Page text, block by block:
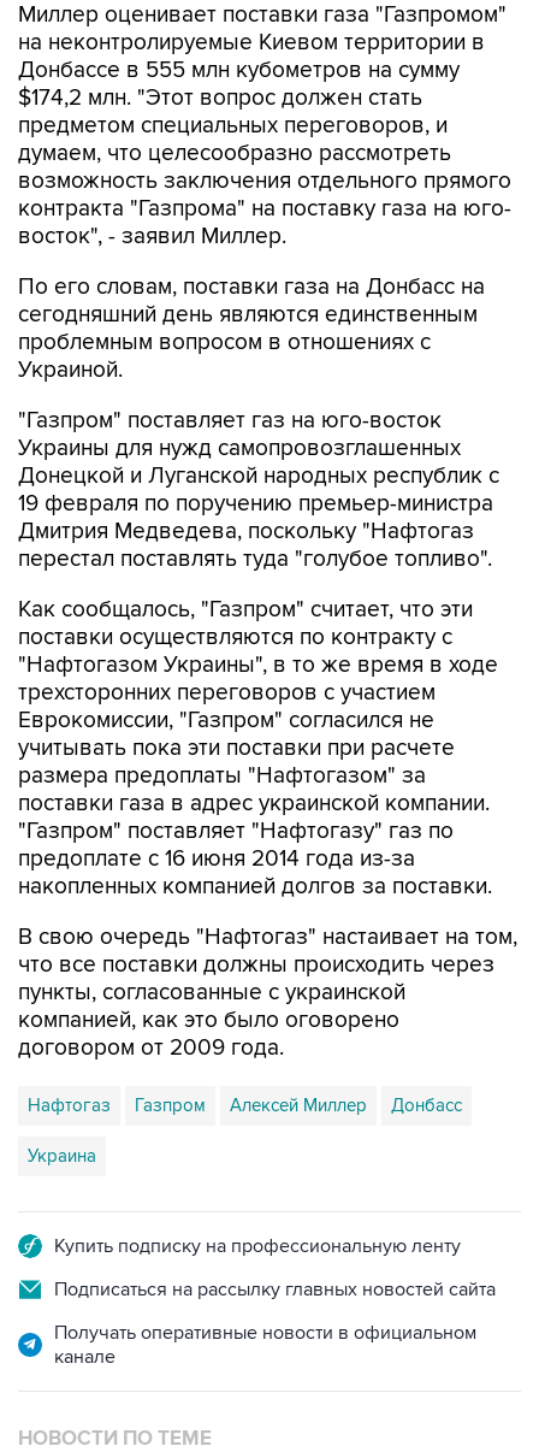
Миллер оценивает поставки газа "Газпромом"
на неконтролируемые Киевом территории в
Донбассе в 555 млн кубометров на сумму
$174,2 млн. "Этот вопрос должен стать
предметом специальных переговоров, и
думаем, что целесообразно рассмотреть
возможность заключения отдельного прямого
контракта "Газпромa" на поставку газа на юго-
восток", - заявил Миллер.
По его словам, поставки газа на Донбасс на
сегодняшний день являются единственным
проблемным вопросом в отношениях с
Украиной.
"Газпром" поставляет газ на юго-восток
Украины для нужд самопровозглашенных
Донецкой и Луганской народных республик с
19 февраля по поручению премьер-министра
Дмитрия Медведева, поскольку "Нафтогаз
перестал поставлять туда "голубое топливо".
Как сообщалось, "Газпром" считает, что эти
поставки осуществляются по контракту с
"Нафтогазом Украины", в то же время в ходе
трехсторонних переговоров с участием
Еврокомиссии, "Газпром" согласился не
учитывать пока эти поставки при расчете
размера предоплаты "Нафтогазом" за
поставки газа в адрес украинской компании.
"Газпром" поставляет "Нафтогазу" газ по
предоплате с 16 июня 2014 года из-за
накопленных компанией долгов за поставки.
В свою очередь "Нафтогаз" настаивает на том,
что все поставки должны происходить через
пункты, согласованные с украинской
компанией, как это было оговорено
договором от 2009 года.
Нафтогаз Газпром Алексей Миллер Донбасс
Украина
Купить подписку на профессиональную ленту
Подписаться на рассылку главных новостей сайта
Получать оперативные новости в официальном
канале
НОВОСТИ ПО ТЕМЕ